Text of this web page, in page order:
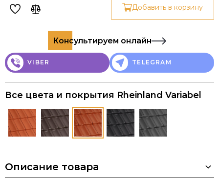
Добавить в корзину
Консультируем онлайн
VIBER TELEGRAM
Все цвета и покрытия Rheinland Variabel
Описание товара